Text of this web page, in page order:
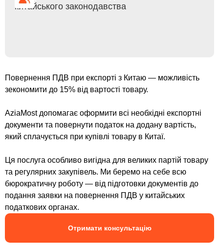
китайського законодавства
Повернення ПДВ при експорті з Китаю — можливість
зекономити до 15% від вартості товару.
AziaMost допомагає оформити всі необхідні експортні
документи та повернути податок на додану вартість,
який сплачується при купівлі товару в Китаї.
Ця послуга особливо вигідна для великих партій товару
та регулярних закупівель. Ми беремо на себе всю
бюрократичну роботу — від підготовки документів до
подання заявки на повернення ПДВ у китайських
податкових органах.
Отримати консультацію